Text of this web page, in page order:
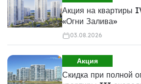
Акция на квартиры
«Огни Залива»
03.08.2026
Акция
Скидка при полной